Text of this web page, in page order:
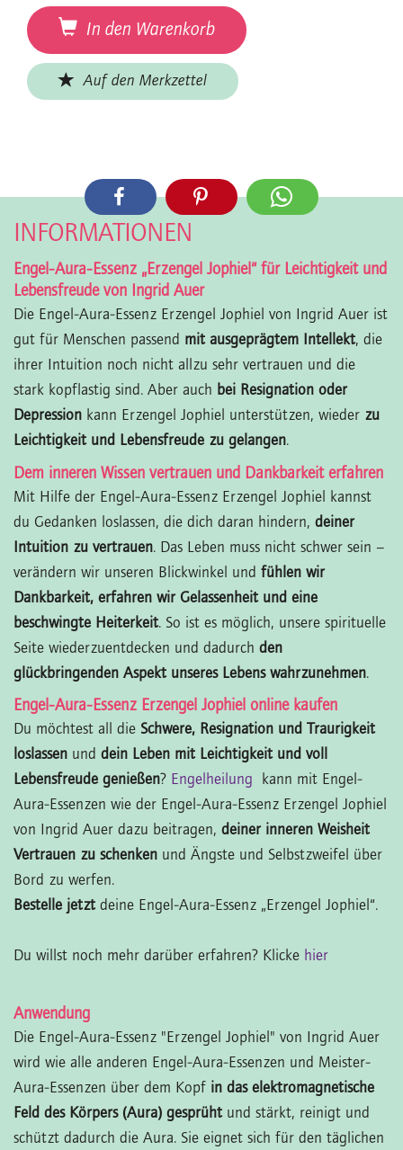
In den Warenkorb
Auf den Merkzettel
INFORMATIONEN
Engel-Aura-Essenz „Erzengel Jophiel“ für Leichtigkeit und
Lebensfreude von Ingrid Auer
Die Engel-Aura-Essenz Erzengel Jophiel von Ingrid Auer ist
gut für Menschen passend mit ausgeprägtem Intellekt, die
ihrer Intuition noch nicht allzu sehr vertrauen und die
stark kopflastig sind. Aber auch bei Resignation oder
Depression kann Erzengel Jophiel unterstützen, wieder zu
Leichtigkeit und Lebensfreude zu gelangen.
Dem inneren Wissen vertrauen und Dankbarkeit erfahren
Mit Hilfe der Engel-Aura-Essenz Erzengel Jophiel kannst
du Gedanken loslassen, die dich daran hindern, deiner
Intuition zu vertrauen. Das Leben muss nicht schwer sein –
verändern wir unseren Blickwinkel und fühlen wir
Dankbarkeit, erfahren wir Gelassenheit und eine
beschwingte Heiterkeit. So ist es möglich, unsere spirituelle
Seite wiederzuentdecken und dadurch den
glückbringenden Aspekt unseres Lebens wahrzunehmen.
Engel-Aura-Essenz Erzengel Jophiel online kaufen
Du möchtest all die Schwere, Resignation und Traurigkeit
loslassen und dein Leben mit Leichtigkeit und voll
Lebensfreude genießen? Engelheilung kann mit Engel-
Aura-Essenzen wie der Engel-Aura-Essenz Erzengel Jophiel
von Ingrid Auer dazu beitragen, deiner inneren Weisheit
Vertrauen zu schenken und Ängste und Selbstzweifel über
Bord zu werfen.
Bestelle jetztdeine Engel-Aura-Essenz „Erzengel Jophiel“.
Du willst noch mehr darüber erfahren? Klicke hier
Anwendung
Die Engel-Aura-Essenz "Erzengel Jophiel" von Ingrid Auer
wird wie alle anderen Engel-Aura-Essenzen und Meister-
Aura-Essenzen über dem Kopf in das elektromagnetische
Feld des Körpers (Aura) gesprüht und stärkt, reinigt und
schützt dadurch die Aura. Sie eignet sich für den täglichen